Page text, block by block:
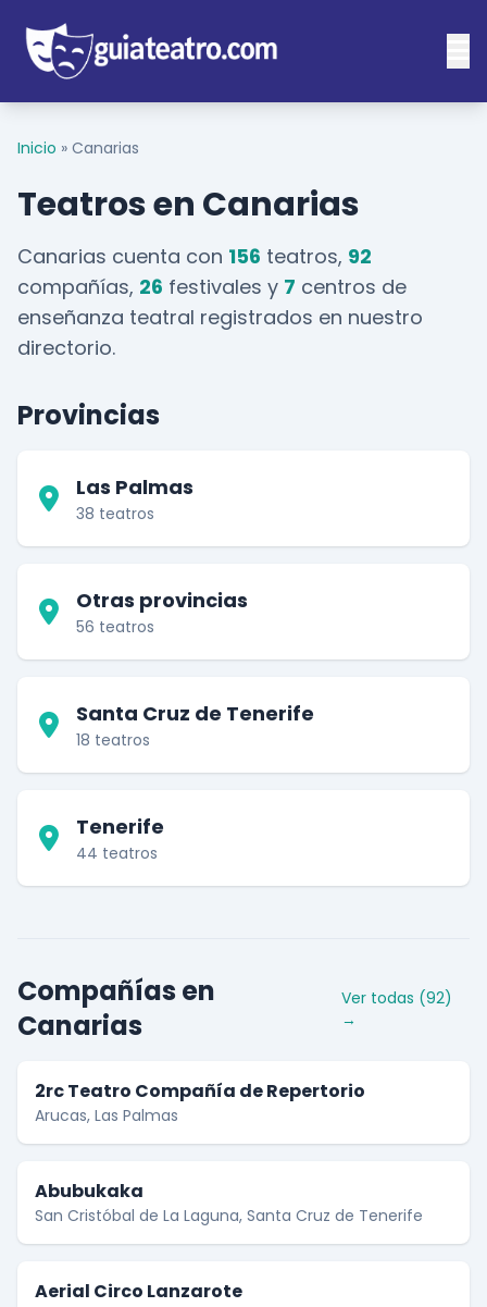
Inicio » Canarias
Teatros en Canarias
Canarias cuenta con 156 teatros, 92
compañías, 26 festivales y 7 centros de
enseñanza teatral registrados en nuestro
directorio.
Provincias
Las Palmas
38 teatros
Otras provincias
56 teatros
Santa Cruz de Tenerife
18 teatros
Tenerife
44 teatros
Compañías en
Canarias
Ver todas (92)
→
2rc Teatro Compañía de Repertorio
Arucas, Las Palmas
Abubukaka
San Cristóbal de La Laguna, Santa Cruz de Tenerife
Aerial Circo Lanzarote